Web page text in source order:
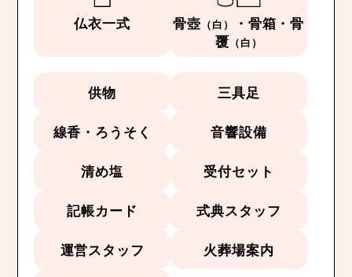
仏衣一式 骨壺 （白）
・骨箱・骨
覆 （白）
供物 三具足
線香・ろうそく 音響設備
清め塩 受付セット
記帳カード 式典スタッフ
運営スタッフ 火葬場案内